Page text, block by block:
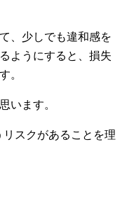
、少しでも違和感を
ようにすると、損失
。
います。
スクがあることを理